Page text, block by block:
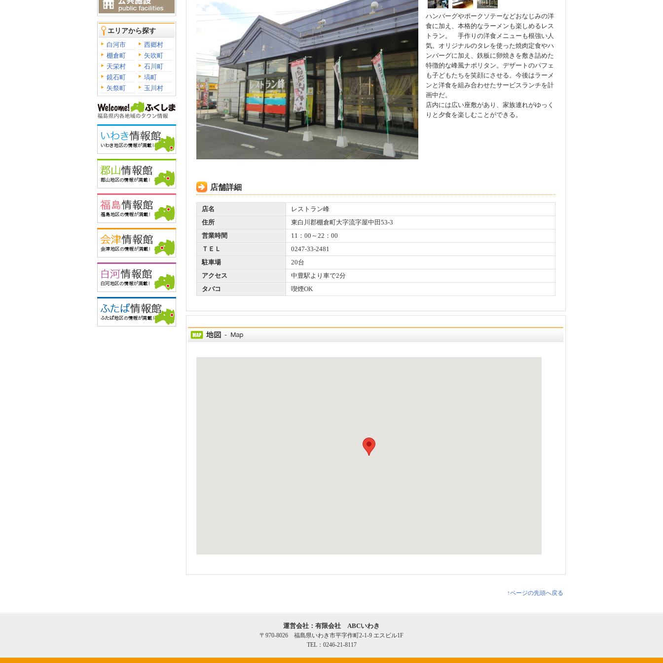
エリアから探す
白河市
西郷村
棚倉町
矢吹町
天栄村
石川町
鏡石町
塙町
矢祭町
玉川村
ハンバーグやポークソテーなどおなじみの洋
食に加え、本格的なラーメンも楽しめるレス
トラン。 手作りの洋食メニューも根強い人
気。オリジナルのタレを使った焼肉定食やハ
ンバーグに加え、鉄板に卵焼きを敷き詰めた
特徴的な峰風ナポリタン。デザートのパフェ
も子どもたちを笑顔にさせる。今後はラーメ
ンと洋食を組み合わせたサービスランチを計
画中だ。
店内には広い座敷があり、家族連れがゆっく
りと夕食を楽しむことができる。
店舗詳細
店名
レストラン峰
住所
東白川郡棚倉町大字流字屋中田53-3
営業時間
11：00～22：00
ＴＥＬ
0247-33-2481
駐車場
20台
アクセス
中豊駅より車で2分
タバコ
喫煙OK
↑ページの先頭へ戻る
運営会社：有限会社 ABCいわき
〒970-8026 福島県いわき市平字作町2-1-9 エスビル1F
TEL：0246-21-8117